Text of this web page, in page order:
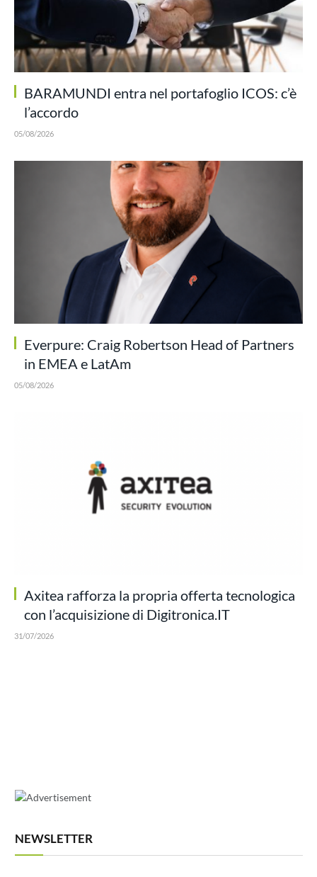
BARAMUNDI entra nel portafoglio ICOS: c’è
l’accordo
05/08/2026
Everpure: Craig Robertson Head of Partners
in EMEA e LatAm
05/08/2026
Axitea rafforza la propria offerta tecnologica
con l’acquisizione di Digitronica.IT
31/07/2026
NEWSLETTER